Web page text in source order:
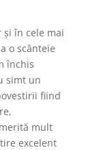
și în cele mai
o scânteie
închis
simt un
fiind
mult
excelent